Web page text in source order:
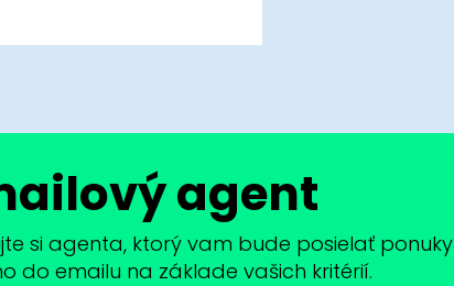
agent
si agenta, ktorý vam bude posielať ponuky
do emailu na základe vašich kritérií.